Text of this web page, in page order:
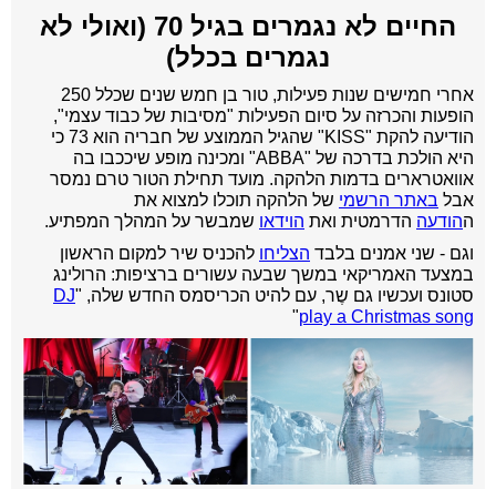
החיים לא נגמרים בגיל 70 (ואולי לא
נגמרים בכלל)
אחרי חמישים שנות פעילות, טור בן חמש שנים שכלל 250
הופעות והכרזה על סיום הפעילות "מסיבות של כבוד עצמי",
הודיעה להקת "KISS" שהגיל הממוצע של חבריה הוא 73 כי
היא הולכת בדרכה של "ABBA" ומכינה מופע שיככבו בה
אוואטרארים בדמות הלהקה. מועד תחילת הטור טרם נמסר
אבל באתר הרשמי של הלהקה תוכלו למצוא את
ההודעה הדרמטית ואת הוידאו שמבשר על המהלך המפתיע.
וגם - שני אמנים בלבד הצליחו להכניס שיר למקום הראשון
במצעד האמריקאי במשך שבעה עשורים ברציפות: הרולינג
סטונס ועכשיו גם שֶר, עם להיט הכריסמס החדש שלה, "DJ
play a Christmas song
"